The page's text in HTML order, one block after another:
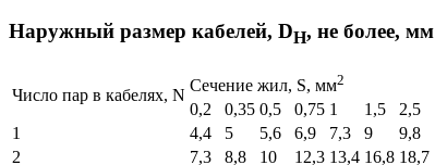
Наружный размер кабелей, DH, не более, мм
Число пар в кабелях, N
Cечение жил, S, мм2
0,2 0,35 0,5 0,75 1 1,5
2,5
1
4,4 5 5,6 6,9 7,3 9
9,8
2
7,3 8,8 10 12,3 13,4 16,8 18,7